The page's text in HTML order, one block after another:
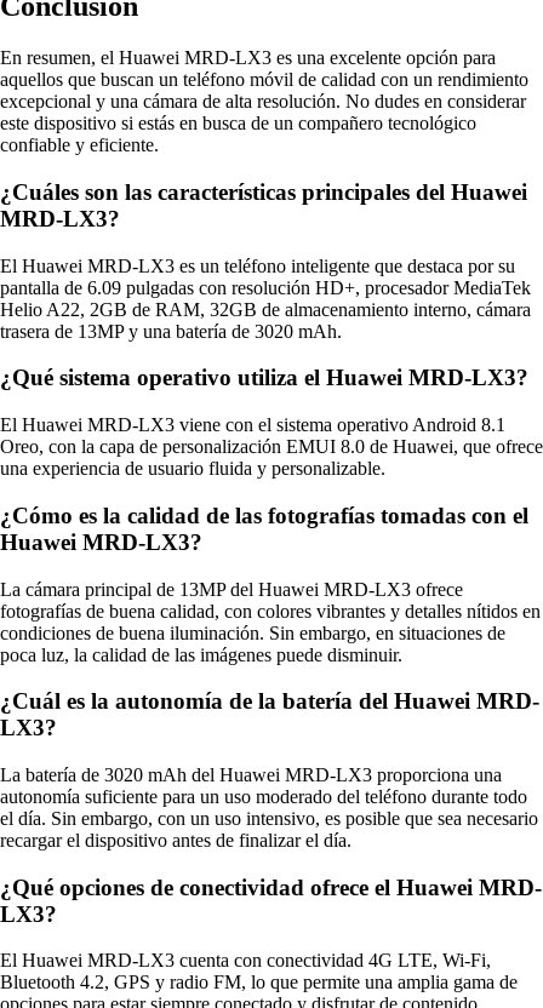
Conclusión
En resumen, el Huawei MRD-LX3 es una excelente opción para
aquellos que buscan un teléfono móvil de calidad con un rendimiento
excepcional y una cámara de alta resolución. No dudes en considerar
este dispositivo si estás en busca de un compañero tecnológico
confiable y eficiente.
¿Cuáles son las características principales del Huawei
MRD-LX3?
El Huawei MRD-LX3 es un teléfono inteligente que destaca por su
pantalla de 6.09 pulgadas con resolución HD+, procesador MediaTek
Helio A22, 2GB de RAM, 32GB de almacenamiento interno, cámara
trasera de 13MP y una batería de 3020 mAh.
¿Qué sistema operativo utiliza el Huawei MRD-LX3?
El Huawei MRD-LX3 viene con el sistema operativo Android 8.1
Oreo, con la capa de personalización EMUI 8.0 de Huawei, que ofrece
una experiencia de usuario fluida y personalizable.
¿Cómo es la calidad de las fotografías tomadas con el
Huawei MRD-LX3?
La cámara principal de 13MP del Huawei MRD-LX3 ofrece
fotografías de buena calidad, con colores vibrantes y detalles nítidos en
condiciones de buena iluminación. Sin embargo, en situaciones de
poca luz, la calidad de las imágenes puede disminuir.
¿Cuál es la autonomía de la batería del Huawei MRD-
LX3?
La batería de 3020 mAh del Huawei MRD-LX3 proporciona una
autonomía suficiente para un uso moderado del teléfono durante todo
el día. Sin embargo, con un uso intensivo, es posible que sea necesario
recargar el dispositivo antes de finalizar el día.
¿Qué opciones de conectividad ofrece el Huawei MRD-
LX3?
El Huawei MRD-LX3 cuenta con conectividad 4G LTE, Wi-Fi,
Bluetooth 4.2, GPS y radio FM, lo que permite una amplia gama de